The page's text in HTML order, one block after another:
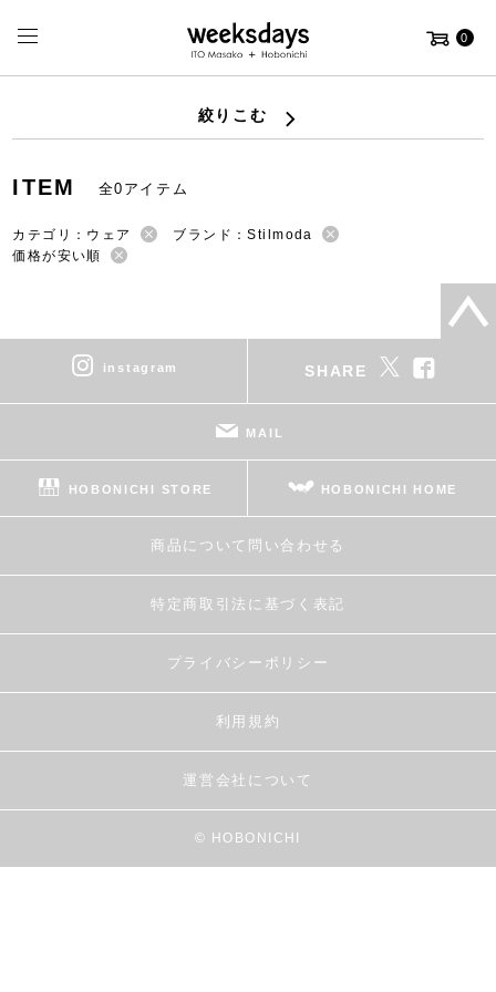
0
絞りこむ
ITEM 全0アイテム
カテゴリ：ウェア
ブランド：Stilmoda
価格が安い順
instagram SHARE
MAIL
HOBONICHI STORE HOBONICHI HOME
商品について問い合わせる
特定商取引法に基づく表記
プライバシーポリシー
利用規約
運営会社について
© HOBONICHI